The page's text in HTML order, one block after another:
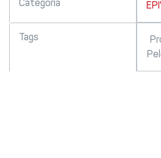
Categoria
Tags